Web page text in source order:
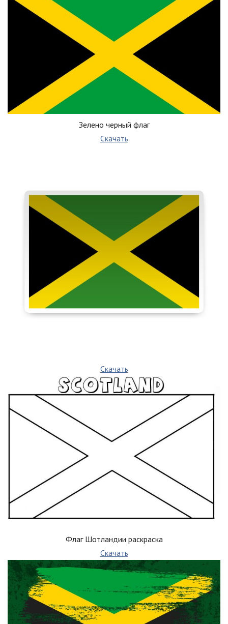
Зелено черный флаг
Скачать
Скачать
Флаг Шотландии раскраска
Скачать